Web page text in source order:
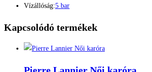
Vízállóság:5 bar
Kapcsolódó termékek